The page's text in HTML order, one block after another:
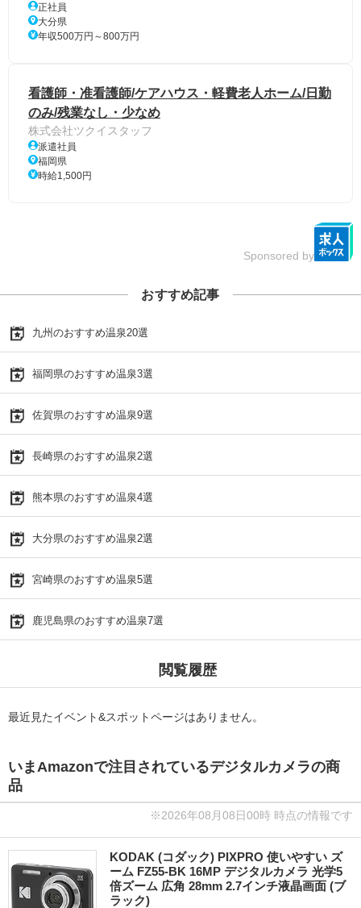
正社員
大分県
年収500万円～800万円
看護師・准看護師/ケアハウス・軽費老人ホーム/日勤
のみ/残業なし・少なめ
株式会社ツクイスタッフ
派遣社員
福岡県
時給1,500円
Sponsored by
おすすめ記事
九州のおすすめ温泉20選
福岡県のおすすめ温泉3選
佐賀県のおすすめ温泉9選
長崎県のおすすめ温泉2選
熊本県のおすすめ温泉4選
大分県のおすすめ温泉2選
宮崎県のおすすめ温泉5選
鹿児島県のおすすめ温泉7選
閲覧履歴
最近見たイベント&スポットページはありません。
いまAmazonで注目されているデジタルカメラの商
品
※2026年08月08日00時 時点の情報です
KODAK (コダック) PIXPRO 使いやすい ズ
ーム FZ55-BK 16MP デジタルカメラ 光学5
倍ズーム 広角 28mm 2.7インチ液晶画面 (ブ
ラック)